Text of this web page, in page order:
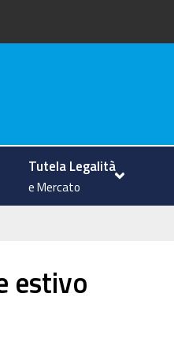
Tutela Legalità
e Mercato
estivo